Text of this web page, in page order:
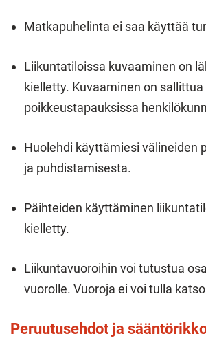
Matkapuhelinta ei saa käyttää
Liikuntatiloissa kuvaaminen on
kielletty. Kuvaaminen on sallittua
poikkeustapauksissa
Huolehdi käyttämiesi välineiden
ja puhdistamisesta.
Päihteiden käyttäminen
kielletty.
Liikuntavuoroihin voi tutustua
vuorolle. Vuoroja ei voi tulla
Peruutusehdot ja